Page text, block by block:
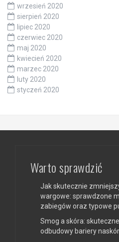
wrzesień 2020
sierpień 2020
lipiec 2020
czerwiec 2020
maj 2020
kwiecień 2020
marzec 2020
luty 2020
styczeń 2020
Warto sprawdzić
Jak skutecznie
wargowe: sprawdzone
zabiegów oraz typowe
Smog a skóra:
odbudowy bariery